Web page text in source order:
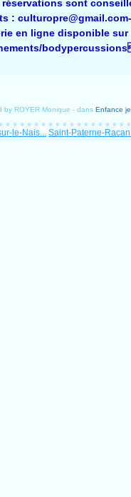
réservations sont
:
en ligne disponible
by ROYER Monique -dans Enfance
le-Nais... Saint-Paterne-